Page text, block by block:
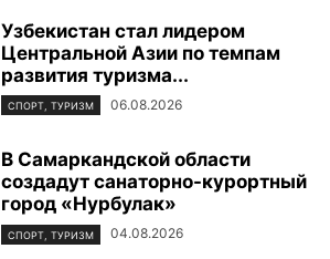
Узбекистан стал лидером
Центральной Азии по темпам
развития туризма...
СПОРТ, ТУРИЗМ 06.08.2026
В Самаркандской области
создадут санаторно-курортный
город «Нурбулак»
СПОРТ, ТУРИЗМ 04.08.2026